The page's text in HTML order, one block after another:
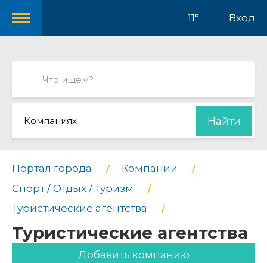
11° Вход
Компаниях Найти
Портал города
Компании
Спорт / Отдых / Туризм
Туристические агентства
Туристические агентства
Добавить компанию